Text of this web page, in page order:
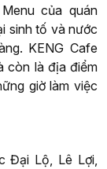
của quán
sinh tố và nước
KENG Cafe
còn là địa điểm
giờ làm việc
Đại Lộ, Lê Lợi,